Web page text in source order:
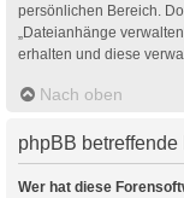
persönlichen Bereich.
„Dateianhänge
erhalten und diese
Nach oben
phpBB betreffende
Wer hat diese